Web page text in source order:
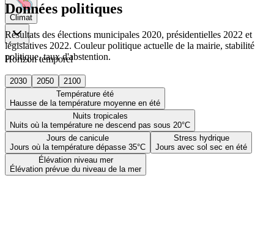
Climat
Horizon temporel
2030 2050
2100
Température été
Hausse de la température moyenne en été
Nuits tropicales
Nuits où la température ne descend pas sous 20°C
Jours de canicule
Jours où la température dépasse 35°C
Stress hydrique
Jours avec sol sec en été
Élévation niveau mer
Élévation prévue du niveau de la mer
Données politiques
Résultats des élections municipales 2020, présidentielles 2022 et
législatives 2022. Couleur politique actuelle de la mairie, stabilité
politique, taux d'abstention.